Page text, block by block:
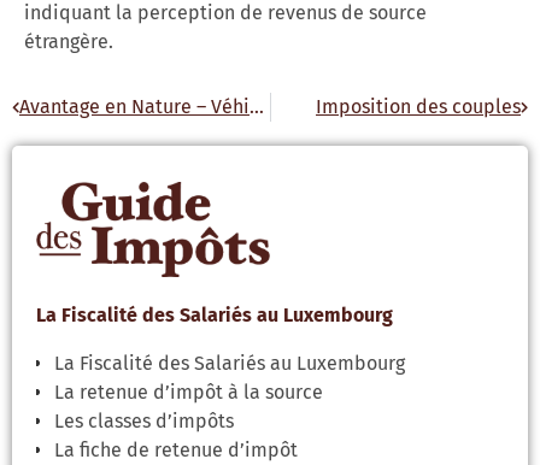
La Fiscalité des Salariés au Luxembourg
La Fiscalité des Salariés au Luxembourg
La retenue d’impôt à la source
Les classes d’impôts
La fiche de retenue d’impôt
indiquant la perception de revenus de source
étrangère.
Avantage en Nature – Véhicule Imposition des couples